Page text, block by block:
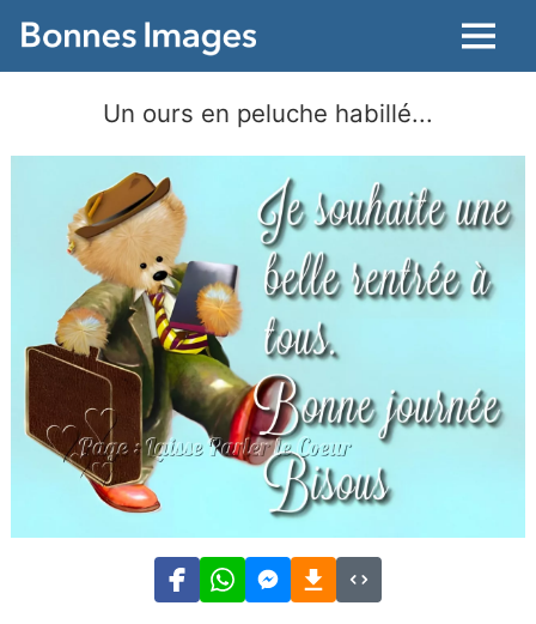
Menu
Un ours en peluche habillé...